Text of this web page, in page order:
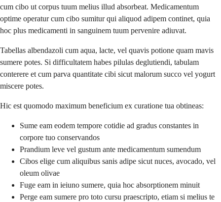
cum cibo ut corpus tuum melius illud absorbeat. Medicamentum
optime operatur cum cibo sumitur qui aliquod adipem continet, quia
hoc plus medicamenti in sanguinem tuum pervenire adiuvat.
Tabellas albendazoli cum aqua, lacte, vel quavis potione quam mavis
sumere potes. Si difficultatem habes pilulas deglutiendi, tabulam
conterere et cum parva quantitate cibi sicut malorum succo vel yogurt
miscere potes.
Hic est quomodo maximum beneficium ex curatione tua obtineas:
Sume eam eodem tempore cotidie ad gradus constantes in
corpore tuo conservandos
Prandium leve vel gustum ante medicamentum sumendum
Cibos elige cum aliquibus sanis adipe sicut nuces, avocado, vel
oleum olivae
Fuge eam in ieiuno sumere, quia hoc absorptionem minuit
Perge eam sumere pro toto cursu praescripto, etiam si melius te